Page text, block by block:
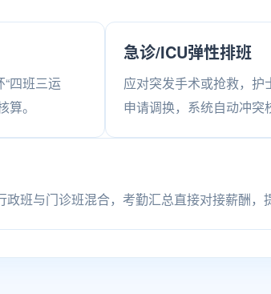
四班三运
。
急诊/ICU弹性排班
应对突发手术或抢救，
申请调换，系统自动冲突
班与门诊班混合，考勤汇总直接对接薪酬，